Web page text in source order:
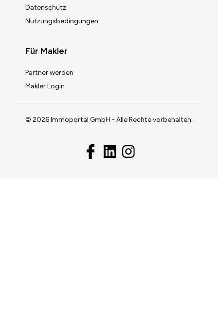
Datenschutz
Nutzungsbedingungen
Für Makler
Partner werden
Makler Login
© 2026 Immoportal GmbH - Alle Rechte vorbehalten.